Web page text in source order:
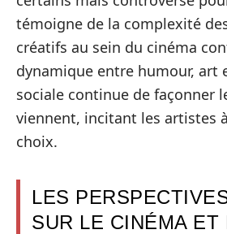
témoigne de la complexité
créatifs au sein du cinéma
dynamique entre humour, art
sociale continue de façonner
viennent, incitant les artistes
choix.
LES
SUR LE CINÉMA ET